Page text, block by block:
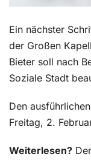
Ein nächster
der Großen
Bieter soll nach
Soziale Stadt
Den
Freitag, 2.
Weiterlesen?